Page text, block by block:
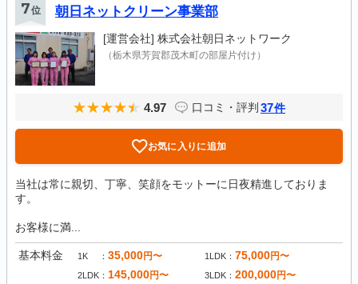
7位 朝日ネットクリーン事業部
[運営会社] 株式会社朝日ネットワーク
（栃木県芳賀郡茂木町の部屋片付け）
4.97 口コミ・評判 37件
お気に入りに追加
当社は常に親切、丁寧、笑顔をモットーに日夜精進しておりま
す。
お客様に満...
基本料金 1K 35,000円〜 1LDK 75,000円〜
2LDK 145,000円〜 3LDK 200,000円〜